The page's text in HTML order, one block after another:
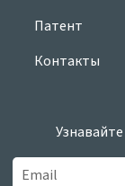
Патент
Контакты